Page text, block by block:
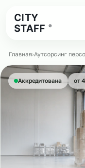
CITY
STAFF
®
Главная›Аутсорсинг
Аккредитована от